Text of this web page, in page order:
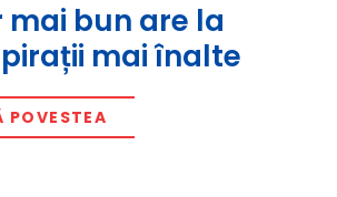
mai bun are la
mai înalte
POVESTEA